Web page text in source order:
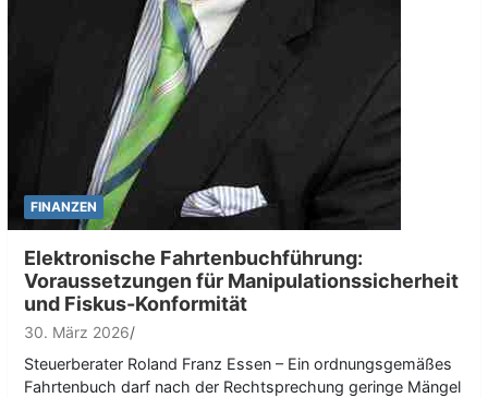
FINANZEN
Elektronische Fahrtenbuchführung:
Voraussetzungen für Manipulationssicherheit
und Fiskus-Konformität
30. März 2026
Steuerberater Roland Franz Essen – Ein ordnungsgemäßes
Fahrtenbuch darf nach der Rechtsprechung geringe Mängel